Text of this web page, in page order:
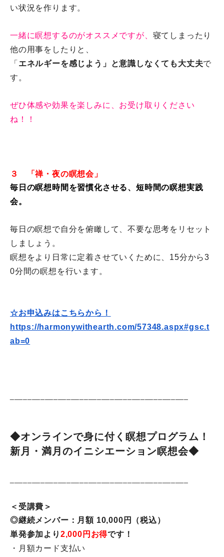
い状況を作り ます。
一緒に瞑想するのがオススメですが、 寝てしまったり
他の用事をし たりと、
「 エネルギーを感じよう」と意識しなくても大丈夫で
す。
ぜひ体感や効果を楽しみに、 お受け取りください
ね！！
３ 「禅・夜の瞑想会」
毎日の瞑想時間を習慣化させる、 短時間の瞑想実践
会。
毎日の瞑想で自分を俯瞰して、不要な思考をリセット
しましょう。
瞑想をより日常に定着させていくために、 15分から3
0分間の瞑想を行います。
☆お申込みはこちらから！
https://harmonywithearth.com/57348.aspx#gsc.t
ab=0
◆オンラインで身に付く瞑想プログラム！
新月・満月のイニシエーション瞑想会◆
＜受講費＞
◎継続メンバー：月額 10,000円（税込）
単発参加より 2,000円お得です！
・月額カード支払い